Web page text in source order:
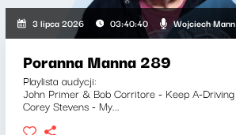
3 lipca 2026 03:40:40 Wojciech Mann
Poranna Manna 289
Playlista audycji:
John Primer & Bob Corritore - Keep A-Driving
Corey Stevens - My...